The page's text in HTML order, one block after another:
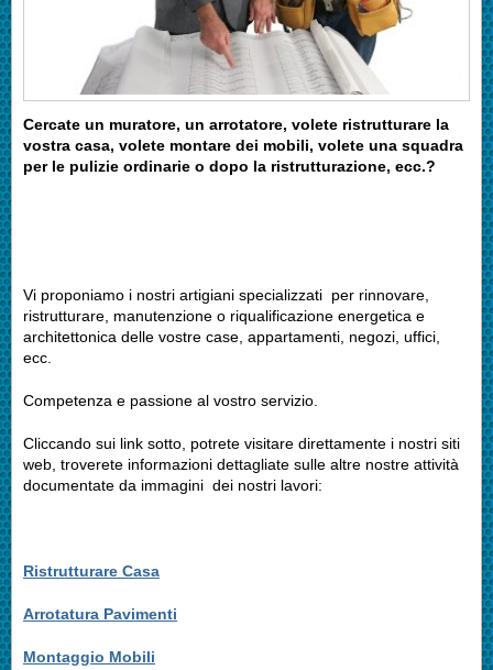
Cercate un muratore, un arrotatore, volete ristrutturare la
vostra casa, volete montare dei mobili, volete una squadra
per le pulizie ordinarie o dopo la ristrutturazione, ecc.?
Vi proponiamo i nostri artigiani specializzati per rinnovare,
ristrutturare, manutenzione o riqualificazione energetica e
architettonica delle vostre case, appartamenti, negozi, uffici,
ecc.
Competenza e passione al vostro servizio.
Cliccando sui link sotto, potrete visitare direttamente i nostri siti
web, troverete informazioni dettagliate sulle altre nostre attività
documentate da immagini dei nostri lavori:
Ristrutturare Casa
Arrotatura Pavimenti
Montaggio Mobili